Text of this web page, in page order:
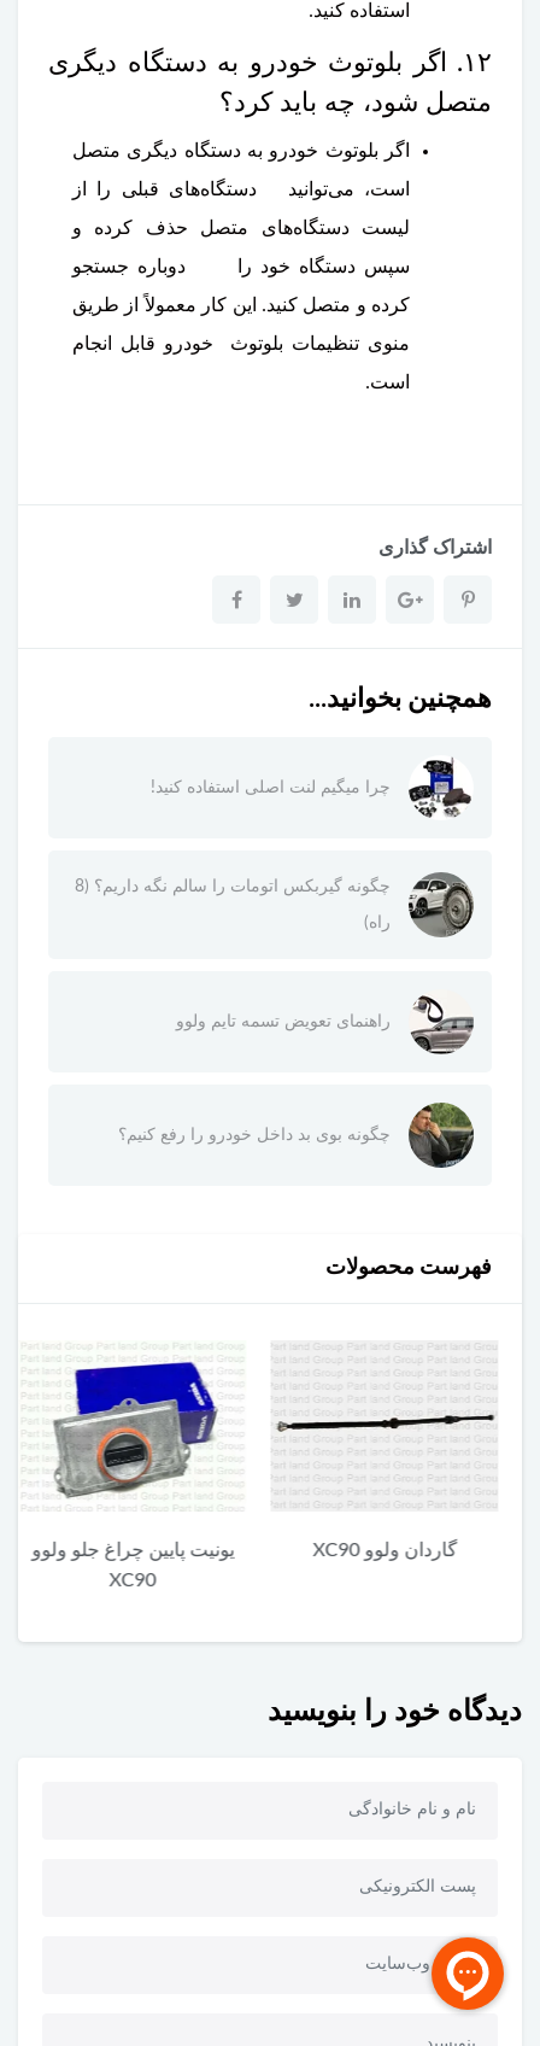
استفاده کنید.
۱۲. اگر بلوتوث خودرو به دستگاه دیگری
متصل شود، چه باید کرد؟
اگر بلوتوث خودرو به دستگاه دیگری متصل
است، می‌توانید دستگاه‌های قبلی را از
لیست دستگاه‌های متصل حذف کرده و
سپس دستگاه خود را دوباره جستجو
کرده و متصل کنید. این کار معمولاً از طریق
منوی تنظیمات بلوتوث خودرو قابل انجام
است.
اشتراک گذاری
همچنین بخوانید...
چرا میگیم لنت اصلی استفاده کنید!
چگونه گیربکس اتومات را سالم نگه داریم؟ (8
راه)
راهنمای تعویض تسمه تایم ولوو
چگونه بوی بد داخل خودرو را رفع کنیم؟
فهرست محصولات
گاردان ولوو XC90
یونیت پایین چراغ جلو ولوو
XC90
دیدگاه خود را بنویسید